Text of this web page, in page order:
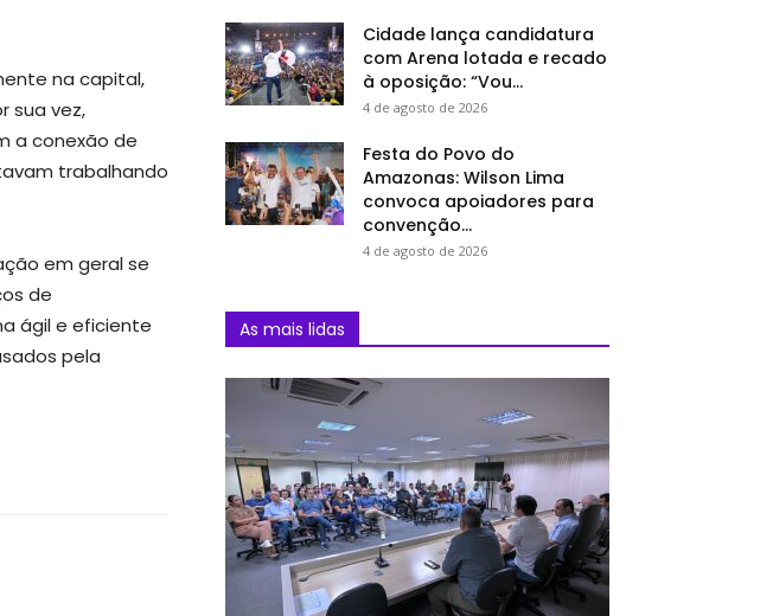
na capital,
sua vez,
a conexão de
trabalhando
em geral se
de
ágil e eficiente
pela
Cidade lança candidatura
com Arena lotada e recado
à oposição: “Vou...
4 de agosto de 2026
Festa do Povo do
Amazonas: Wilson Lima
convoca apoiadores para
convenção...
4 de agosto de 2026
As mais lidas